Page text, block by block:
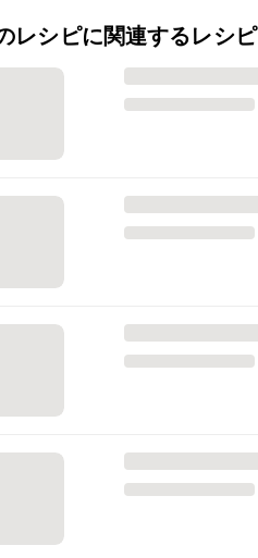
レシピに関連するレシピ